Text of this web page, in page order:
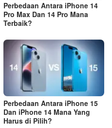
Perbedaan Antara iPhone 14
Pro Max Dan 14 Pro Mana
Terbaik?
Perbedaan Antara iPhone 15
Dan iPhone 14 Mana Yang
Harus di Pilih?